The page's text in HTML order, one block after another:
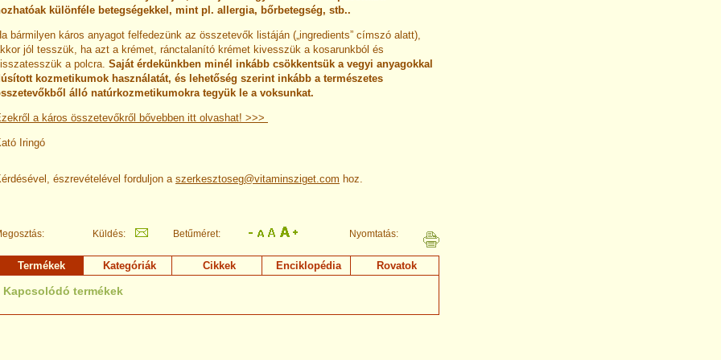
különféle betegségekkel, mint pl. allergia, bőrbetegség, stb..
bármilyen káros anyagot felfedezünk az összetevők listáján („ingredients” címszó alatt),
jól tesszük, ha azt a krémet, ránctalanító krémet kivesszük a kosarunkból és
a polcra. Saját érdekünkben minél inkább csökkentsük a vegyi anyagokkal
kozmetikumok használatát, és lehetőség szerint inkább a természetes
álló natúrkozmetikumokra tegyük le a voksunkat.
a káros összetevőkről bővebben itt olvashat! >>>
Iringó
észrevételével forduljon a szerkesztoseg@vitaminsziget.com hoz.
Küldés: Betűméret: Nyomtatás:
Termékek Kategóriák Cikkek Enciklopédia Rovatok
Kapcsolódó termékek